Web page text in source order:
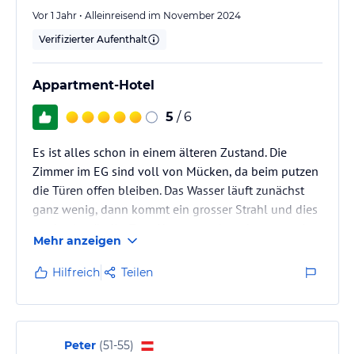
Vor 1 Jahr • Alleinreisend im November 2024
Verifizierter Aufenthalt
Appartment-Hotel
5 / 6
Es ist alles schon in einem älteren Zustand. Die
Zimmer im EG sind voll von Mücken, da beim putzen
die Türen offen bleiben. Das Wasser läuft zunächst
ganz wenig, dann kommt ein grosser Strahl und dies
Weile bis man das Shampoo wieder rausbekommt.
Bei der Beschreibung des Hotels im Katalog hat man
den Eindruck von den Fotos her, dass das Colombo
zum Hotel gehört, so als wäre man direkt am Strand.
Dies ist aber ein eigener Beachclub wo man
Liegestühle mieten kann -…
Mehr anzeigen
Hilfreich Teilen
Peter (51-55)